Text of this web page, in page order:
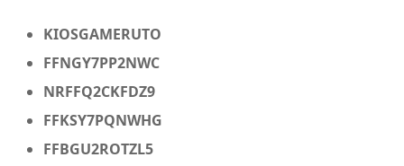
KIOSGAMERUTO
FFNGY7PP2NWC
NRFFQ2CKFDZ9
FFKSY7PQNWHG
FFBGU2ROTZL5